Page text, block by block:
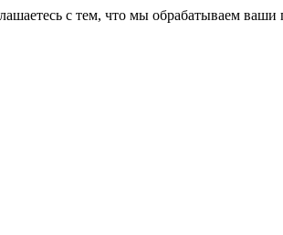
с тем, что мы обрабатываем